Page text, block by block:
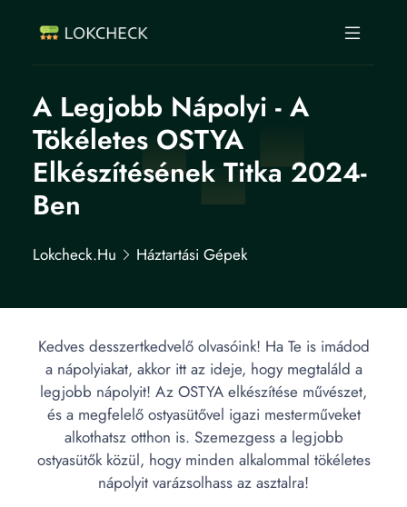
A Legjobb Nápolyi - A
Tökéletes OSTYA
Elkészítésének Titka 2024-
Ben
Lokcheck.hu Háztartási Gépek
Kedves desszertkedvelő olvasóink! Ha Te is imádod
a nápolyiakat, akkor itt az ideje, hogy megtaláld a
legjobb nápolyit! Az OSTYA elkészítése művészet,
és a megfelelő ostyasütővel igazi mesterműveket
alkothatsz otthon is. Szemezgess a legjobb
ostyasütők közül, hogy minden alkalommal tökéletes
nápolyit varázsolhass az asztalra!